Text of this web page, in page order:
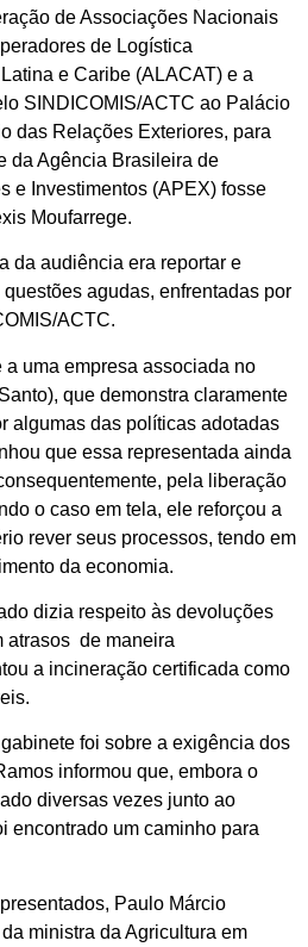
de Associações Nacionais
de Logística
e Caribe (ALACAT) e a
SINDICOMIS/ACTC ao Palácio
das Relações Exteriores, para
da Agência Brasileira de
e Investimentos (APEX) fosse
Moufarrege.
da audiência era reportar e
agudas, enfrentadas por
ACTC.
uma empresa associada no
que demonstra claramente
algumas das políticas adotadas
que essa representada ainda
pela liberação
o caso em tela, ele reforçou a
rever seus processos, tendo em
da economia.
dizia respeito às devoluções
atrasos de maneira
a incineração certificada como
foi sobre a exigência dos
informou que, embora o
diversas vezes junto ao
encontrado um caminho para
Paulo Márcio
ministra da Agricultura em